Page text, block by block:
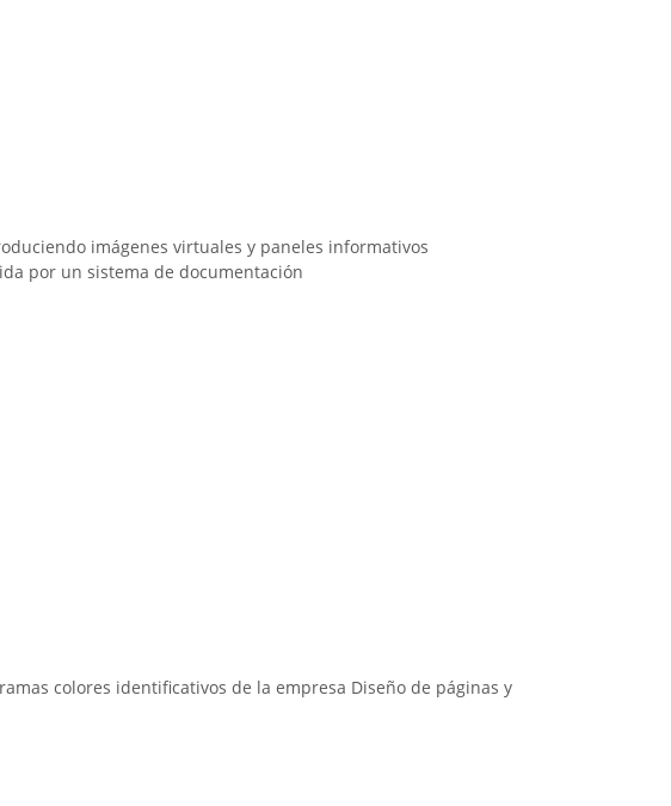
imágenes virtuales y paneles informativos
por un sistema de documentación
colores identificativos de la empresa Diseño de páginas y